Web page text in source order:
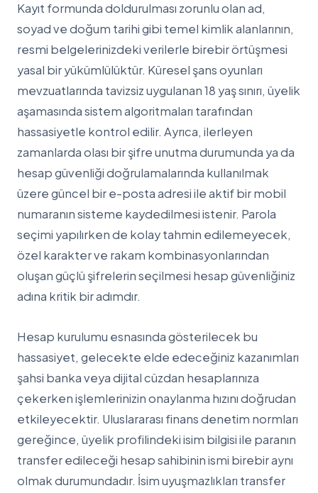
Kayıt formunda doldurulması zorunlu olan ad,
soyad ve doğum tarihi gibi temel kimlik alanlarının,
resmi belgelerinizdeki verilerle birebir örtüşmesi
yasal bir yükümlülüktür. Küresel şans oyunları
mevzuatlarında tavizsiz uygulanan 18 yaş sınırı, üyelik
aşamasında sistem algoritmaları tarafından
hassasiyetle kontrol edilir. Ayrıca, ilerleyen
zamanlarda olası bir şifre unutma durumunda ya da
hesap güvenliği doğrulamalarında kullanılmak
üzere güncel bir e-posta adresi ile aktif bir mobil
numaranın sisteme kaydedilmesi istenir. Parola
seçimi yapılırken de kolay tahmin edilemeyecek,
özel karakter ve rakam kombinasyonlarından
oluşan güçlü şifrelerin seçilmesi hesap güvenliğiniz
adına kritik bir adımdır.
Hesap kurulumu esnasında gösterilecek bu
hassasiyet, gelecekte elde edeceğiniz kazanımları
şahsi banka veya dijital cüzdan hesaplarınıza
çekerken işlemlerinizin onaylanma hızını doğrudan
etkileyecektir. Uluslararası finans denetim normları
gereğince, üyelik profilindeki isim bilgisi ile paranın
transfer edileceği hesap sahibinin ismi birebir aynı
olmak durumundadır. İsim uyuşmazlıkları transfer